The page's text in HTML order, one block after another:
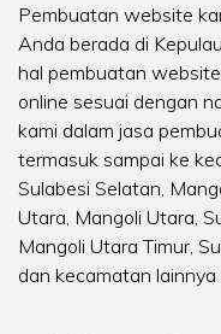
Pembuatan website
Anda berada di
hal pembuatan
online sesuai dengan
kami dalam jasa
termasuk sampai ke
Sulabesi Selatan,
Utara, Mangoli Utara,
Mangoli Utara Timur,
dan kecamatan